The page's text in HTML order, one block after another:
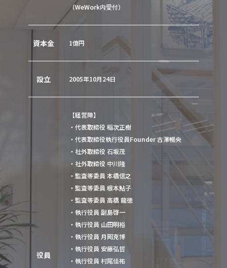
（WeWork内受付）
資本金 1億円
設立 2005年10月24日
役員
【経営陣】
・代表取締役 稲次正樹
・代表取締役執行役員Founder古澤暢央
・社外取締役 石坂茂
・社外取締役 中川隆
・監査等委員 本橋信之
・監査等委員 根本鮎子
・監査等委員 高橋 龍徳
・執行役員 副島啓一
・執行役員 山田明裕
・執行役員 月岡克博
・執行役員 安藤弘哲
・執行役員 村尾佳祐